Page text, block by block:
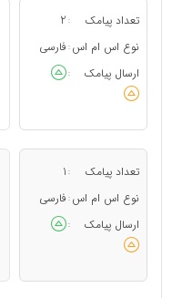
تعداد پیامک :
2
نوع اس ام اس : فارسی
ارسال پیامک
:
تعداد پیامک :
1
نوع اس ام اس : فارسی
ارسال پیامک
: